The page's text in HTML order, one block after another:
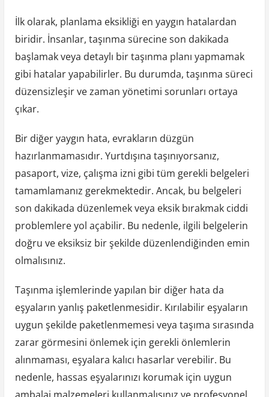
İlk olarak, planlama eksikliği en yaygın hatalardan
biridir. İnsanlar, taşınma sürecine son dakikada
başlamak veya detaylı bir taşınma planı yapmamak
gibi hatalar yapabilirler. Bu durumda, taşınma süreci
düzensizleşir ve zaman yönetimi sorunları ortaya
çıkar.
Bir diğer yaygın hata, evrakların düzgün
hazırlanmamasıdır. Yurtdışına taşınıyorsanız,
pasaport, vize, çalışma izni gibi tüm gerekli belgeleri
tamamlamanız gerekmektedir. Ancak, bu belgeleri
son dakikada düzenlemek veya eksik bırakmak ciddi
problemlere yol açabilir. Bu nedenle, ilgili belgelerin
doğru ve eksiksiz bir şekilde düzenlendiğinden emin
olmalısınız.
Taşınma işlemlerinde yapılan bir diğer hata da
eşyaların yanlış paketlenmesidir. Kırılabilir eşyaların
uygun şekilde paketlenmemesi veya taşıma sırasında
zarar görmesini önlemek için gerekli önlemlerin
alınmaması, eşyalara kalıcı hasarlar verebilir. Bu
nedenle, hassas eşyalarınızı korumak için uygun